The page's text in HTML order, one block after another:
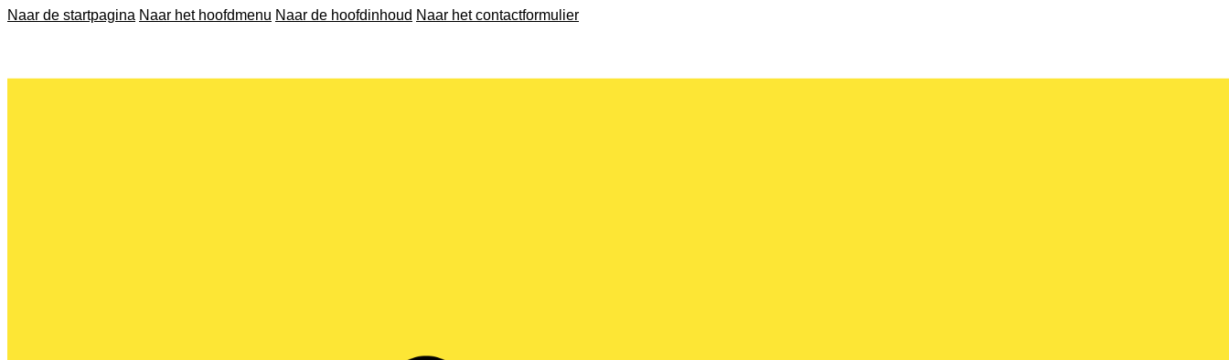
Naar de startpagina Naar het hoofdmenu Naar de hoofdinhoud Naar het contactformulier